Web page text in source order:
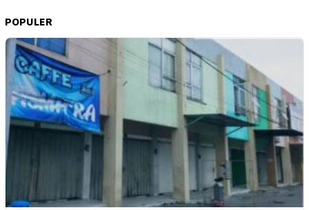
POPULER